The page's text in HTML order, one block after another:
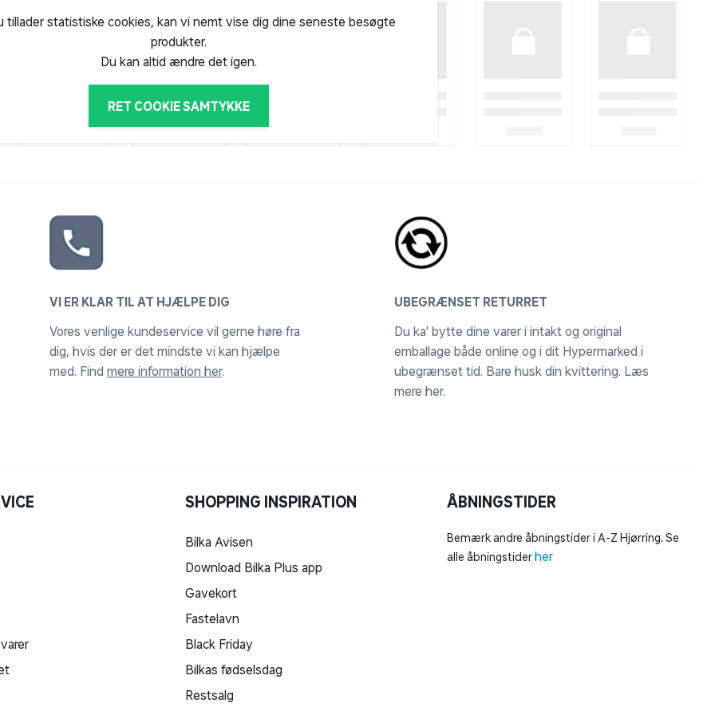
din cykel hos Cykelmakker - enten
din kvittering, billede af cyklen
notifikationer bl.a. omkring vedligehold af
i både App Store og Google Play.
cykel skulle blive stjålet. Stelnummeret
eller til et varehus.
en cykelsamling, så du er klar til at
elcykel. Fx cyklens totalvægt (cykel
og vind), dæktryk, terræn, mange
Derfor kan to ture med samme cykel
tillader statistiske cookies, kan vi nemt vise dig dine seneste besøgte
produkter.
Du kan altid ændre det igen.
RET COOKIE SAMTYKKE
VI ER KLAR TIL AT HJÆLPE DIG
Vores venlige kundeservice vil gerne høre fra
dig, hvis der er det mindste vi kan hjælpe
med. Find mere information her.
UBEGRÆNSET RETURRET
Du ka' bytte dine varer i intakt og original
emballage både online og i dit Hypermarked i
ubegrænset tid. Bare husk din kvittering. Læs
mere her.
SHOPPING INSPIRATION
Bilka Avisen
Download Bilka Plus app
Gavekort
Fastelavn
Black Friday
Bilkas fødselsdag
Restsalg
ÅBNINGSTIDER
Bemærk andre åbningstider i A-Z Hjørring. Se
alle åbningstiderher